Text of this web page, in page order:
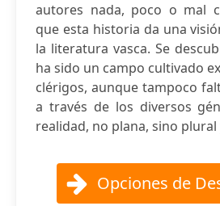
autores nada, poco o mal
que esta historia da una
la literatura vasca. Se
ha sido un campo cultivado
clérigos, aunque tampoco
a través de los diversos
realidad, no plana, sino
Opciones de